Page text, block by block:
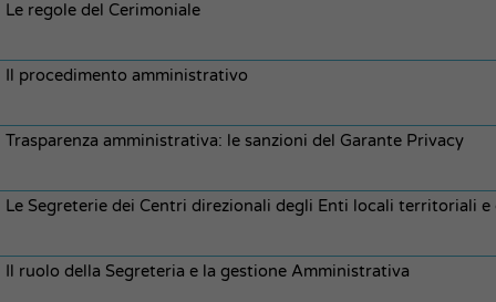
Le regole del Cerimoniale
Il procedimento amministrativo
Trasparenza amministrativa: le sanzioni del Garante Privacy
Le Segreterie dei Centri direzionali degli Enti locali territoriali
Il ruolo della Segreteria e la gestione Amministrativa